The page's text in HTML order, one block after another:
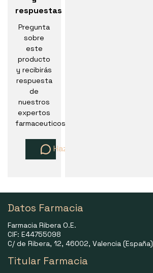
respuestas
Pregunta
sobre
este
producto
y recibirás
respuesta
de
nuestros
expertos
farmaceuticos
Haz una pregunta
Datos Farmacia
Farmacia Ribera O.E.
CIF: E44755098
C/ de Ribera, 12, 46002, Valencia (España)
Titular Farmacia